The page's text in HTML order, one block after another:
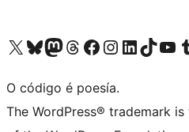
Visita la cuenta de X (anteriormente Twitter)
Visita a nosa conta de Bluesky
Visita a nosa conta de Mastodon
Visita a nosa conta de Threads
Visita a nosa páxina de Facebook
Visita a nosa conta de
Visita a nosa conta de
Visita a nosa conta de
Visita a
O código é poesía.
The WordPress® trademark